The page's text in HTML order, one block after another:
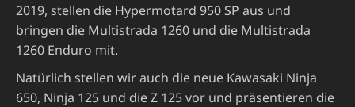
2019, stellen die Hypermotard 950 SP aus und
bringen die Multistrada 1260 und die Multistrada
1260 Enduro mit.
Natürlich stellen wir auch die neue Kawasaki Ninja
650, Ninja 125 und die Z 125 vor und präsentieren die